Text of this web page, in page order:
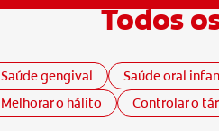
Todos
Saúde gengival Saúde oral
Melhorar o hálito
Controlar o